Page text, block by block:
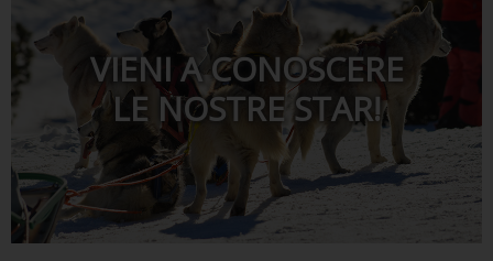
VIENI A CONOSCERE
LE NOSTRE STAR!